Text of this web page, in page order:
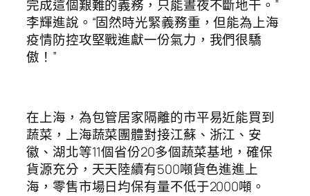
完成這個艱難的義務，只能晝夜不斷地干。”
李輝進說。“固然時光緊義務重，但能為上海
疫情防控攻堅戰進獻一份氣力，我們很驕
傲！”
在上海，為包管居家隔離的市平易近能買到
蔬菜，上海蔬菜團體對接江蘇、浙江、安
徽、湖北等11個省份20多個蔬菜基地，確保
貨源充分，天天陸續有500噸貨色進進上
海，零售市場日均保有量不低于2000噸。